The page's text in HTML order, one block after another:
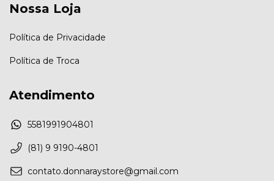
Nossa Loja
Política de Privacidade
Política de Troca
Atendimento
5581991904801
(81) 9 9190-4801
contato.donnaraystore@gmail.com